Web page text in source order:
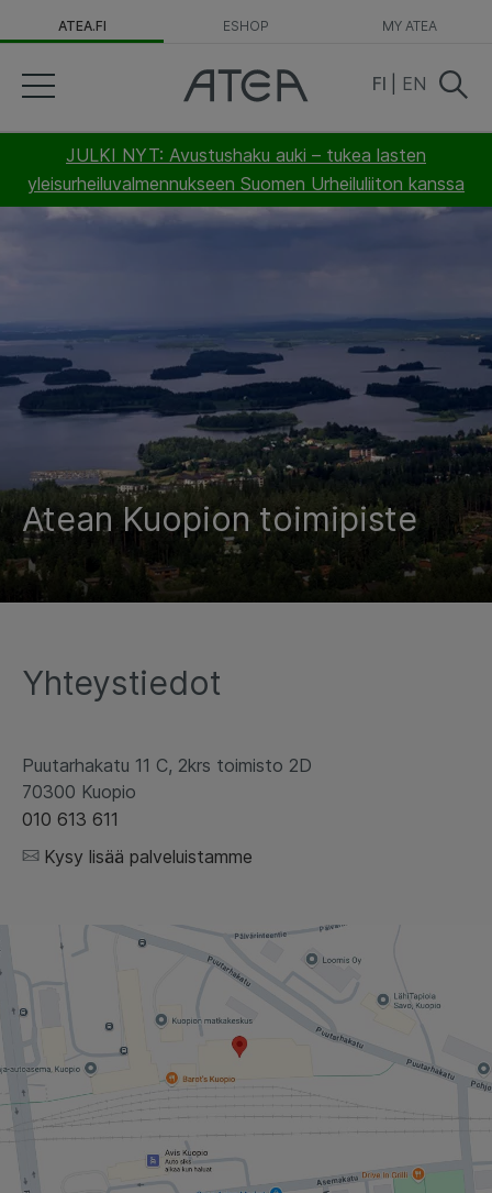
ATEA.FI ESHOP MY ATEA
JULKI NYT: Avustushaku auki – tukea lasten
yleisurheiluvalmennukseen Suomen Urheiluliiton kanssa
FI EN
Atean Kuopion toimipiste
Yhteystiedot
Puutarhakatu 11 C, 2krs toimisto 2D
70300 Kuopio
010 613 611
Kysy lisää palveluistamme